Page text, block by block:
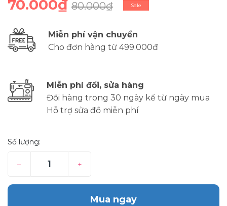
70.000₫ 80.000₫ Sale
Miễn phí vận chuyển
Cho đơn hàng từ 499.000đ
Miễn phí đổi, sửa hàng
Đổi hàng trong 30 ngày kể từ ngày mua
Hỗ trợ sửa đồ miễn phí
Số lượng:
– +
Mua ngay